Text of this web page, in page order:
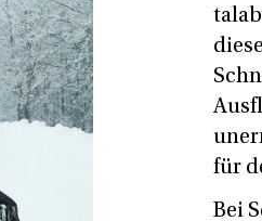
für
Bei